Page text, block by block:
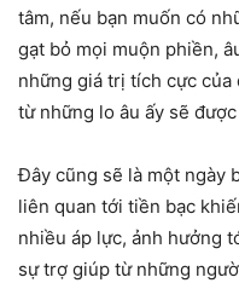
tâm, nếu bạn muốn có
gạt bỏ mọi muộn phiền,
những giá trị tích cực
từ những lo âu ấy sẽ
Đây cũng sẽ là một ngày
liên quan tới tiền bạc
nhiều áp lực, ảnh hưởng
sự trợ giúp từ những